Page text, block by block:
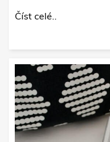
Číst celé..